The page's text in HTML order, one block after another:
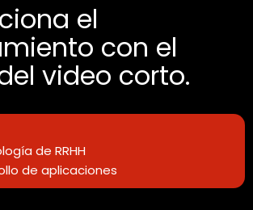
el
con el
video corto.
de RRHH
de aplicaciones